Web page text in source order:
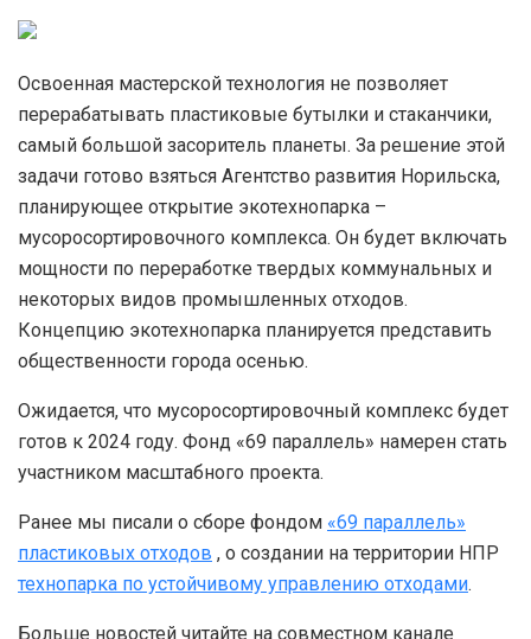
Освоенная мастерской технология не позволяет
перерабатывать пластиковые бутылки и стаканчики,
самый большой засоритель планеты. За решение этой
задачи готово взяться Агентство развития Норильска,
планирующее открытие экотехнопарка –
мусоросортировочного комплекса. Он будет включать
мощности по переработке твердых коммунальных и
некоторых видов промышленных отходов.
Концепцию экотехнопарка планируется представить
общественности города осенью.
Ожидается, что мусоросортировочный комплекс будет
готов к 2024 году. Фонд «69 параллель» намерен стать
участником масштабного проекта.
Ранее мы писали о сборе фондом «69 параллель»
пластиковых отходов , о создании на территории НПР
технопарка по устойчивому управлению отходами.
Больше новостей читайте на совместном канале